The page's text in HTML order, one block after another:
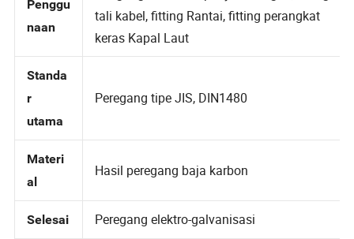
Pengangkatan dan penyambungan, fitting
tali kabel, fitting Rantai, fitting perangkat
keras Kapal Laut
Standa
r
utama
Materi
al